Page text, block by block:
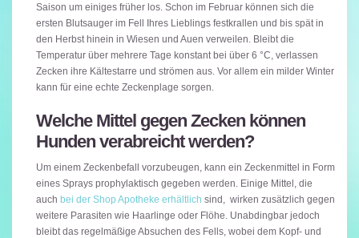
Saison um einiges früher los. Schon im Februar können sich die
ersten Blutsauger im Fell Ihres Lieblings festkrallen und bis spät in
den Herbst hinein in Wiesen und Auen verweilen. Bleibt die
Temperatur über mehrere Tage konstant bei über 6 °C, verlassen
Zecken ihre Kältestarre und strömen aus. Vor allem ein milder Winter
kann für eine echte Zeckenplage sorgen.
Welche Mittel gegen Zecken können
Hunden verabreicht werden?
Um einem Zeckenbefall vorzubeugen, kann ein Zeckenmittel in Form
eines Sprays prophylaktisch gegeben werden. Einige Mittel, die
auch bei der Shop Apotheke erhältlich sind, wirken zusätzlich gegen
weitere Parasiten wie Haarlinge oder Flöhe. Unabdingbar jedoch
bleibt das regelmäßige Absuchen des Fells, wobei dem Kopf- und